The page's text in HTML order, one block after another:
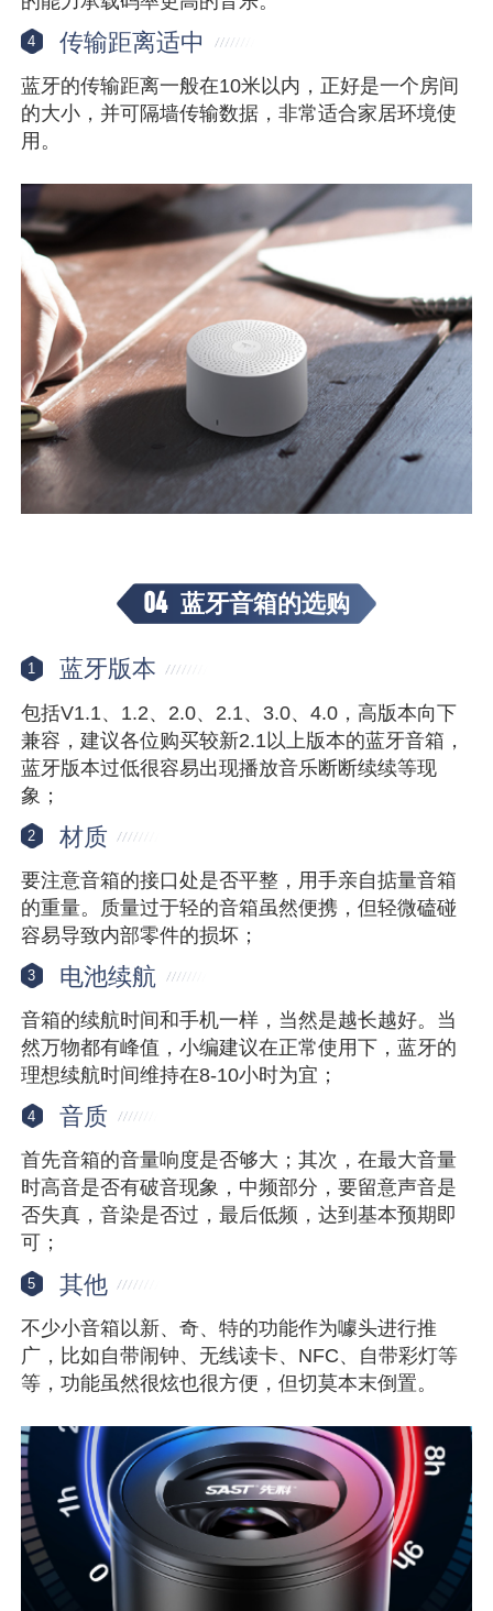
4 传输距离适中
蓝牙的传输距离一般在10米以内，正好是一个房间
的大小，并可隔墙传输数据，非常适合家居环境使
用。
04 蓝牙音箱的选购
1 蓝牙版本
包括V1.1、1.2、2.0、2.1、3.0、4.0，高版本向下
兼容，建议各位购买较新2.1以上版本的蓝牙音箱，
蓝牙版本过低很容易出现播放音乐断断续续等现
象；
2 材质
要注意音箱的接口处是否平整，用手亲自掂量音箱
的重量。质量过于轻的音箱虽然便携，但轻微磕碰
容易导致内部零件的损坏；
3 电池续航
音箱的续航时间和手机一样，当然是越长越好。当
然万物都有峰值，小编建议在正常使用下，蓝牙的
理想续航时间维持在8-10小时为宜；
4 音质
首先音箱的音量响度是否够大；其次，在最大音量
时高音是否有破音现象，中频部分，要留意声音是
否失真，音染是否过，最后低频，达到基本预期即
可；
5 其他
不少小音箱以新、奇、特的功能作为噱头进行推
广，比如自带闹钟、无线读卡、NFC、自带彩灯等
等，功能虽然很炫也很方便，但切莫本末倒置。